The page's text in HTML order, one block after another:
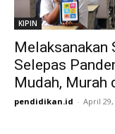
KIPIN
Melaksanakan
Selepas
Mudah, Murah
pendidikan.id - April 29,